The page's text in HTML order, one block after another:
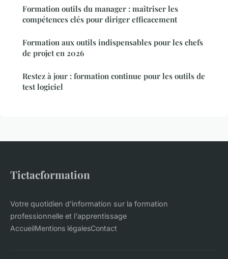
Formation outils du manager : maîtriser les
compétences clés pour diriger efficacement
Formation aux outils indispensables pour les chefs
de projet en 2026
Restez à jour : formation continue pour les outils de
test logiciel
Tictacformation
Votre quotidien d'information sur la formation
professionnelle et l'apprentissage
AccueilMentions légalesContact